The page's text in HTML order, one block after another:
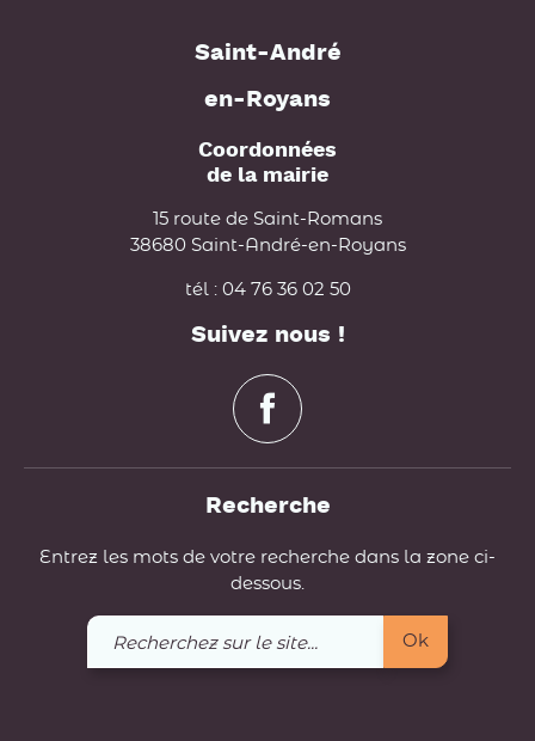
Saint-André
en-Royans
Coordonnées
de la mairie
15 route de Saint-Romans
38680 Saint-André-en-Royans
tél : 04 76 36 02 50
Suivez nous !
Recherche
Entrez les mots de votre recherche dans la zone ci-
dessous.
Recherchez
sur
Ok